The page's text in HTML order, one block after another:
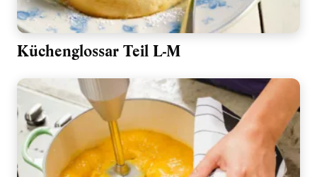
Küchenglossar Teil L-M